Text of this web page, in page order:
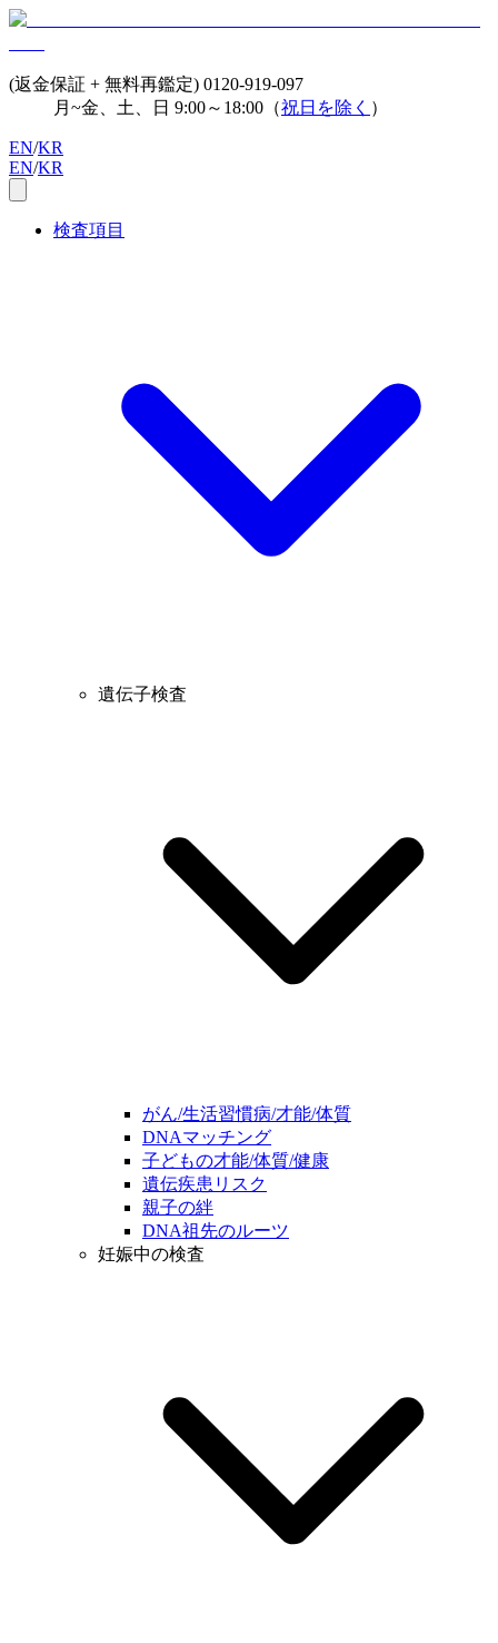
(返金保証 + 無料再鑑定) 0120-919-097
月~金、土、日 9:00～18:00（祝日を除く ）
EN/KR
EN/KR
検査項目
遺伝子検査
がん/生活習慣病/才能/体質
DNAマッチング
子どもの才能/体質/健康
遺伝疾患リスク
親子の絆
DNA祖先のルーツ
妊娠中の検査